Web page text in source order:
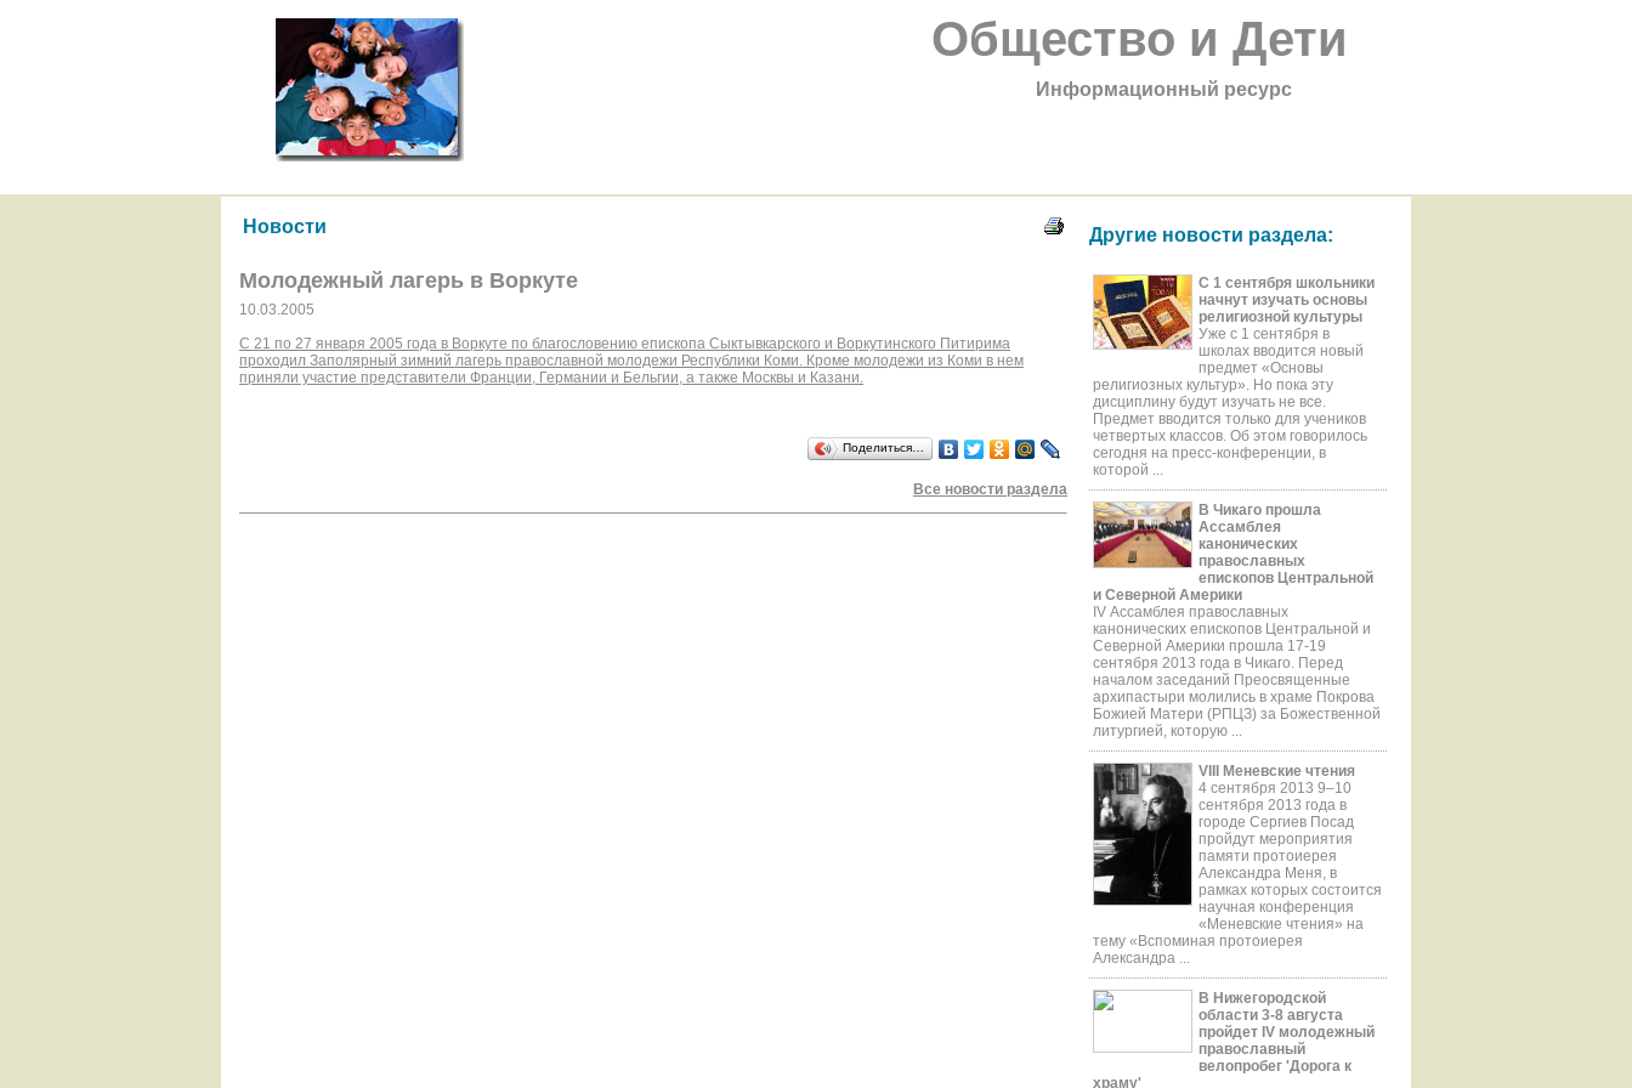
Общество и Дети
Информационный ресурс
Новости
Молодежный лагерь в Воркуте
10.03.2005
С 21 по 27 января 2005 года в Воркуте по благословению епископа Сыктывкарского и Воркутинского Питирима
проходил Заполярный зимний лагерь православной молодежи Республики Коми. Кроме молодежи из Коми в нем
приняли участие представители Франции, Германии и Бельгии, а также Москвы и Казани.
Поделиться…
Все новости раздела
Другие новости раздела:
С 1 сентября школьники
начнут изучать основы
религиозной культуры
Уже с 1 сентября в
школах вводится новый
предмет «Основы
религиозных культур». Но пока эту
дисциплину будут изучать не все.
Предмет вводится только для учеников
четвертых классов. Об этом говорилось
сегодня на пресс-конференции, в
которой ...
В Чикаго прошла
Ассамблея
канонических
православных
епископов Центральной
и Северной Америки
IV Ассамблея православных
канонических епископов Центральной и
Северной Америки прошла 17-19
сентября 2013 года в Чикаго. Перед
началом заседаний Преосвященные
aрхипастыри молились в храме Покрова
Божией Матери (РПЦЗ) за Божественной
литургией, которую ...
VIII Меневские чтения
4 сентября 2013 9–10
сентября 2013 года в
городе Сергиев Посад
пройдут мероприятия
памяти протоиерея
Александра Меня, в
рамках которых состоится
научная конференция
«Меневские чтения» на
тему «Вспоминая протоиерея
Александра ...
В Нижегородской
области 3-8 августа
пройдет IV молодежный
православный
велопробег 'Дорога к
храму'